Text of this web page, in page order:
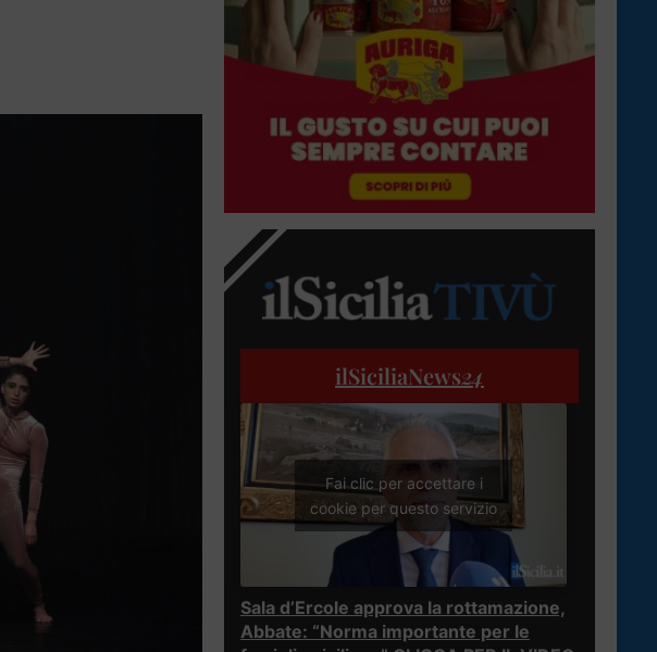
ilSiciliaNews24
Fai clic per accettare i
cookie per questo servizio
Sala d’Ercole approva la rottamazione,
Abbate: “Norma importante per le